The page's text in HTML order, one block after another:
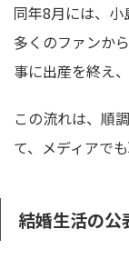
同年8月には、
多くのファンか
事に出産を終え
この流れは、順
て、メディアで
結婚生活の公